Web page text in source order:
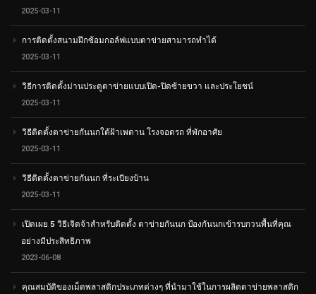
2025-03-11
การติดตั้งสนามฝึกซ้อมกอล์ฟแบบตาข่ายสามารถทำได้
2025-03-11
วิธีการติดตั้งม่านประตูตาข่ายแบบเปิด-ปิดซ้ายขวา และประโยชน์
2025-03-11
วิธีติดตั้งตาข่ายกันนกใต้ฝ้าเพดาน โรงจอดรถ ที่พักอาศัย
2025-03-11
วิธีติดตั้งตาข่ายกันนก ที่ระเบียงบ้าน
2025-03-11
เปิดเผย 5 วิธีเจิดจ้าสำหรับติดตั้ง ตาข่ายกันนก ป้องกันนกเข้ารบกวนพื้นที่คุณ
อย่างมีประสิทธิภาพ
2023-06-08
คุณสมบัติของเม็ดพลาสติกประเภทต่างๆ ที่นำมาใช้ในการผลิตตาข่ายพลาสติก